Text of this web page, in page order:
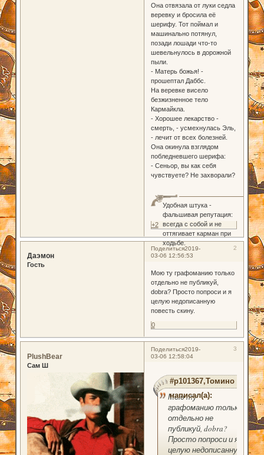
Она отвязала от луки седла
веревку и бросила её
шерифу. Тот поймал и
машинально потянул,
позади лошади что-то
шевельнулось в дорожной
пыли.
- Матерь божья! -
прошептал Даббс.
На веревке висело
безжизненное тело
Кармайкла.
- Хорошее лекарство -
смерть, - усмехнулась Эль,
- лечит от всех болезней.
Она окинула взглядом
побледневшего шерифа:
- Сеньор, вы как себя
чувствуете? Не захворали?
Удобная штука -
фальшивая репутация:
всегда с собой и не
оттягивает карман при
ходьбе.
+2
Поделиться 2
2019-
03-06 12:56:53
Даэмон
Гость
Мою ту графоманию только
отдельно не публикуй,
dobra? Просто попроси и я
целую недописанную
повесть скину.
0
Поделиться 3
2019-
03-06 12:58:04
PlushBear
Сам Ш
#p101367,Томино
написал(а):
Мою ту
графоманию только
отдельно не
публикуй, dobra?
Просто попроси и я
целую недописанную